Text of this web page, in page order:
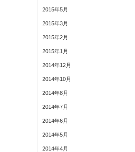
2015年5月
2015年3月
2015年2月
2015年1月
2014年12月
2014年10月
2014年8月
2014年7月
2014年6月
2014年5月
2014年4月